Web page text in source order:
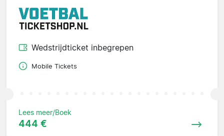
Wedstrijdticket inbegrepen
Mobile Tickets
Lees meer/Boek
444 €